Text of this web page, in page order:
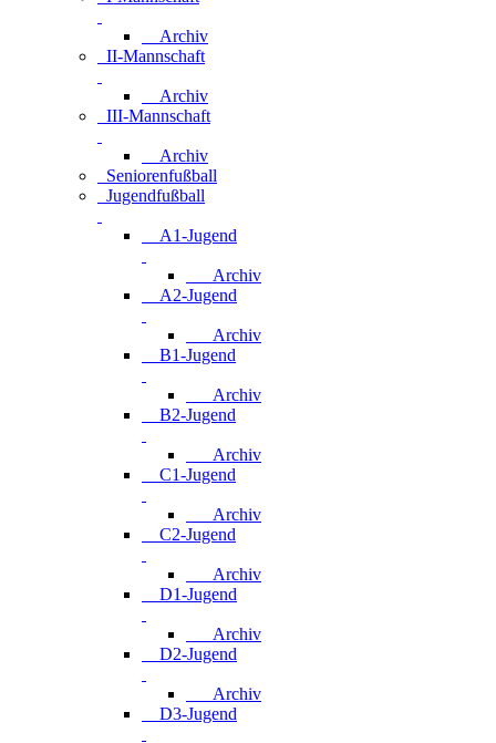
Archiv
II-Mannschaft
Archiv
III-Mannschaft
Archiv
Seniorenfußball
Jugendfußball
A1-Jugend
Archiv
A2-Jugend
Archiv
B1-Jugend
Archiv
B2-Jugend
Archiv
C1-Jugend
Archiv
C2-Jugend
Archiv
D1-Jugend
Archiv
D2-Jugend
Archiv
D3-Jugend